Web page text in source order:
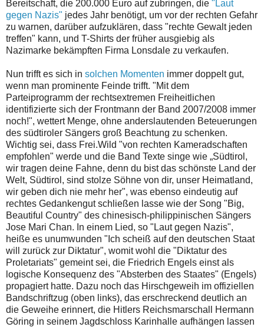
Bereitschaft, die 200.000 Euro auf zubringen, die "Laut
gegen Nazis" jedes Jahr benötigt, um vor der rechten Gefahr
zu warnen, darüber aufzuklären, dass "rechte Gewalt jeden
treffen" kann, und T-Shirts der früher ausgiebig als
Nazimarke bekämpften Firma Lonsdale zu verkaufen.
Nun trifft es sich in solchen Momenten immer doppelt gut,
wenn man prominente Feinde trifft. "Mit dem
Parteiprogramm der rechtsextremen Freiheitlichen
identifizierte sich der Frontmann der Band 2007/2008 immer
noch!", wettert Menge, ohne anderslautenden Beteuerungen
des südtiroler Sängers groß Beachtung zu schenken.
Wichtig sei, dass Frei.Wild "von rechten Kameradschaften
empfohlen" werde und die Band Texte singe wie „Südtirol,
wir tragen deine Fahne, denn du bist das schönste Land der
Welt, Südtirol, sind stolze Söhne von dir, unser Heimatland,
wir geben dich nie mehr her", was ebenso eindeutig auf
rechtes Gedankengut schließen lasse wie der Song "Big,
Beautiful Country" des chinesisch-philippinischen Sängers
Jose Mari Chan. In einem Lied, so "Laut gegen Nazis",
heiße es unumwunden "Ich scheiß auf den deutschen Staat
will zurück zur Diktatur", womit wohl die "Diktatur des
Proletariats" gemeint sei, die Friedrich Engels einst als
logische Konsequenz des "Absterben des Staates" (Engels)
propagiert hatte. Dazu noch das Hirschgeweih im offiziellen
Bandschriftzug (oben links), das erschreckend deutlich an
die Geweihe erinnert, die Hitlers Reichsmarschall Hermann
Göring in seinem Jagdschloss Karinhalle aufhängen lassen